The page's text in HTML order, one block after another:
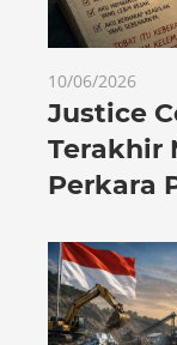
10/06/2026
Justice
Terakhir
Perkara